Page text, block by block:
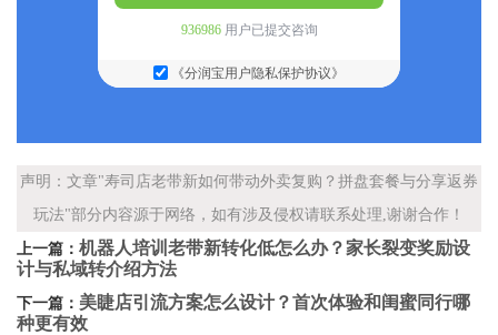
936986用户已提交咨询
《分润宝用户隐私保护协议》
声明：文章"寿司店老带新如何带动外卖复购？拼盘套餐与分享返券
玩法"部分内容源于网络，如有涉及侵权请联系处理,谢谢合作！
上一篇： 机器人培训老带新转化低怎么办？家长裂变奖励设
计与私域转介绍方法
下一篇： 美睫店引流方案怎么设计？首次体验和闺蜜同行哪
种更有效